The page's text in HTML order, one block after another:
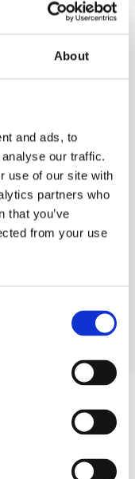
About
and ads, to
our traffic.
use of our site with
partners who
that you’ve
from your use